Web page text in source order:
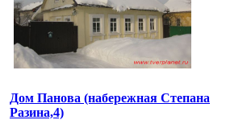
Дом Панова (набережная Степана
Разина,4)